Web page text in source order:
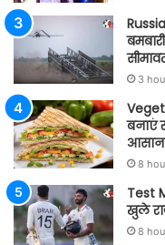
3
बनाएं
आसान
8
Test
खुले
8